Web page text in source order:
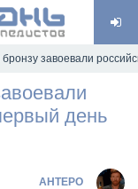
завоевали
день
AHTEPO